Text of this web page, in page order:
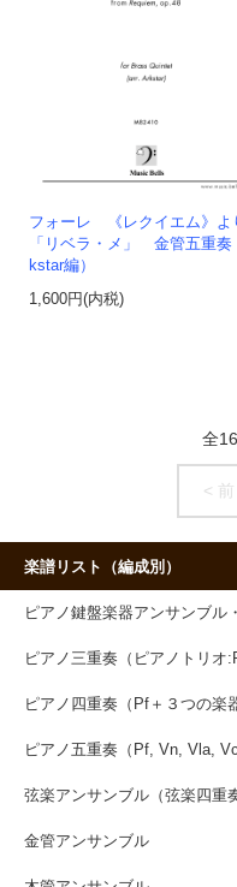
フォーレ 《レクイエム》よ
「リベラ・メ」 金管五重奏
kstar編）
1,600円(内税)
全
< 前
楽譜リスト（編成別）
ピアノ鍵盤楽器アンサンブル
ピアノ三重奏（ピアノトリオ
ピアノ四重奏（Pf＋３つの楽
ピアノ五重奏（Pf, Vn, Vla,
弦楽アンサンブル（弦楽四重
金管アンサンブル